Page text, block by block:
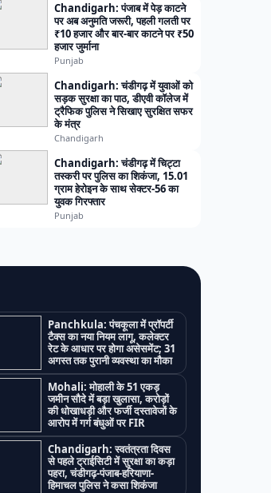
Chandigarh: पंजाब में पेड़ काटने
पर अब अनुमति जरूरी, पहली गलती पर
₹10 हजार और बार-बार काटने पर ₹50
हजार जुर्माना
Punjab
Chandigarh: चंडीगढ़ में युवाओं को
सड़क सुरक्षा का पाठ, डीएवी कॉलेज में
ट्रैफिक पुलिस ने सिखाए सुरक्षित सफर
के मंत्र
Chandigarh
Chandigarh: चंडीगढ़ में चिट्टा
तस्करी पर पुलिस का शिकंजा, 15.01
ग्राम हेरोइन के साथ सेक्टर-56 का
युवक गिरफ्तार
Punjab
Panchkula: पंचकूला में प्रॉपर्टी
टैक्स का नया नियम लागू, कलेक्टर
रेट के आधार पर होगा असेसमेंट; 31
अगस्त तक पुरानी व्यवस्था का मौका
Mohali: मोहाली के 51 एकड़
जमीन सौदे में बड़ा खुलासा, करोड़ों
की धोखाधड़ी और फर्जी दस्तावेजों के
आरोप में गर्ग बंधुओं पर FIR
Chandigarh: स्वतंत्रता दिवस
से पहले ट्राईसिटी में सुरक्षा का कड़ा
पहरा, चंडीगढ़-पंजाब-हरियाणा-
हिमाचल पुलिस ने कसा शिकंजा